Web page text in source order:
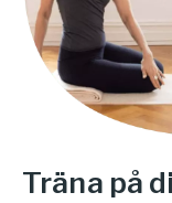
Träna på